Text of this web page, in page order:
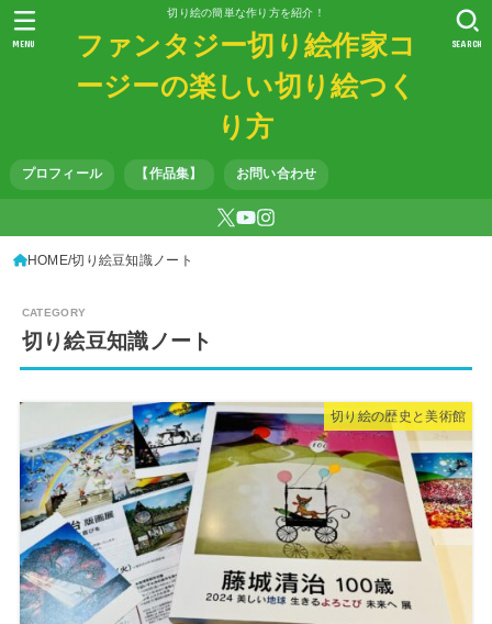
切り絵の簡単な作り方を紹介！
ファンタジー切り絵作家コ
ージーの楽しい切り絵つく
り方
プロフィール 【作品集】 お問い合わせ
SEARCH
MENU
HOME 切り絵豆知識ノート
切り絵豆知識ノート
切り絵の歴史と美術館